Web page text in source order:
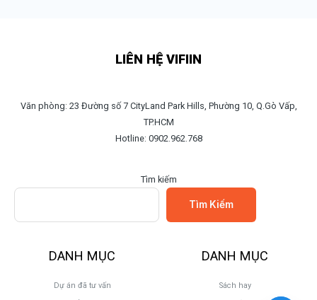
LIÊN HỆ VIFIIN
Văn phòng: 23 Đường số 7 CityLand Park Hills, Phường 10, Q.Gò Vấp,
TP.HCM
Hotline: 0902.962.768
Tìm kiếm
Tìm Kiếm
DANH MỤC
Dự án đã tư vấn
DANH MỤC
Sách hay